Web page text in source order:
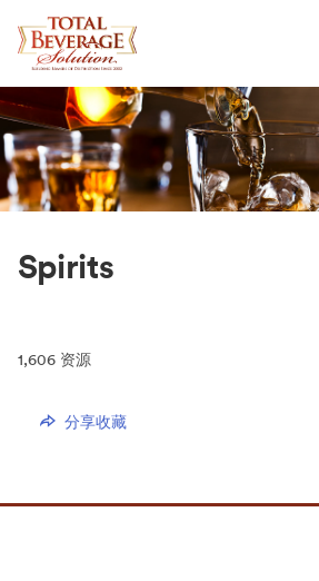
Spirits
1,606 资源
分享收藏